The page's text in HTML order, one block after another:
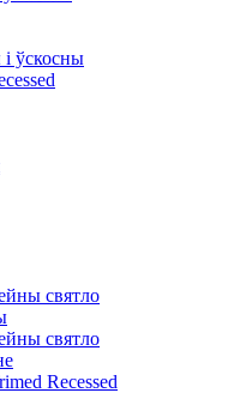
ўскосны
святло
святло
Recessed